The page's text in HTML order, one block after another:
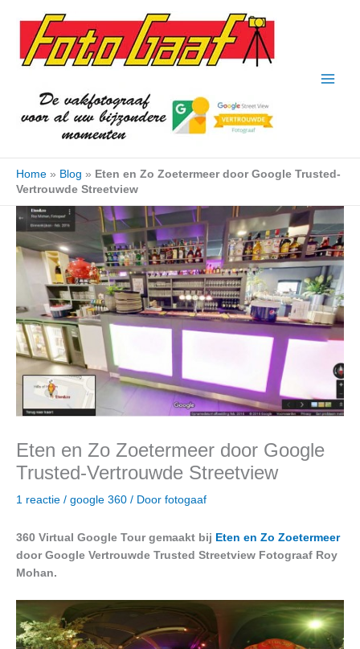
naar
inhoud
Home » Blog » Eten en Zo Zoetermeer door Google Trusted-
Vertrouwde Streetview
Eten en Zo Zoetermeer door Google
Trusted-Vertrouwde Streetview
1 reactie / google 360 / Door fotogaaf
360 Virtual Google Tour gemaakt bij Eten en Zo Zoetermeer
door Google Vertrouwde Trusted Streetview Fotograaf Roy
Mohan.